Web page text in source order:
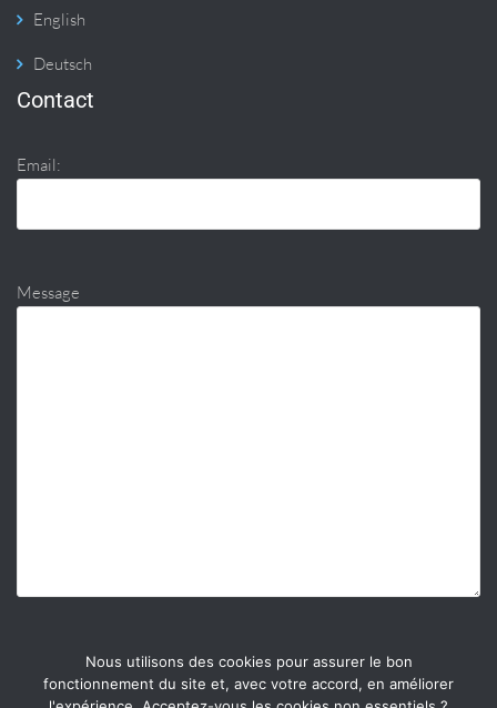
English
Deutsch
Contact
Email:
Message
Nous utilisons des cookies pour assurer le bon
fonctionnement du site et, avec votre accord, en améliorer